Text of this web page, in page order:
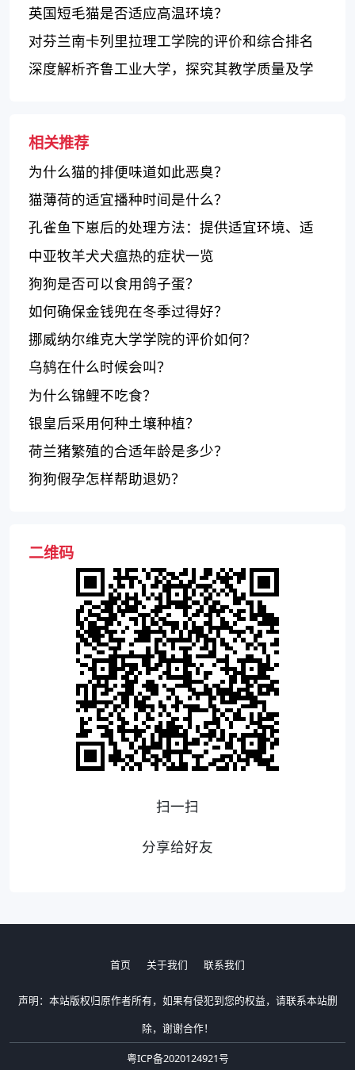
英国短毛猫是否适应高温环境？
对芬兰南卡列里拉理工学院的评价和综合排名
深度解析齐鲁工业大学，探究其教学质量及学
相关推荐
为什么猫的排便味道如此恶臭？
猫薄荷的适宜播种时间是什么？
孔雀鱼下崽后的处理方法：提供适宜环境、适
合口服的饵料和水质管理
中亚牧羊犬犬瘟热的症状一览
狗狗是否可以食用鸽子蛋？
如何确保金钱兜在冬季过得好？
挪威纳尔维克大学学院的评价如何？
乌鸫在什么时候会叫？
为什么锦鲤不吃食？
银皇后采用何种土壤种植？
荷兰猪繁殖的合适年龄是多少？
狗狗假孕怎样帮助退奶？
二维码
扫一扫
分享给好友
首页 关于我们 联系我们
声明：本站版权归原作者所有，如果有侵犯到您的权益，请联系本站删
除，谢谢合作！
粤ICP备2020124921号